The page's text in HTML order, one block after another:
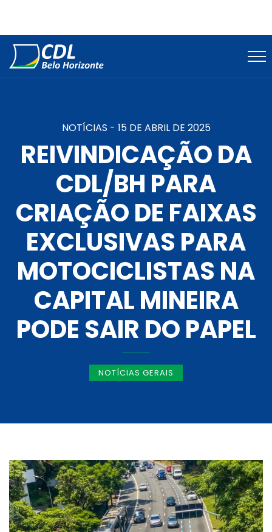
NOTÍCIAS - 15 DE ABRIL DE 2025
REIVINDICAÇÃO DA
CDL/BH PARA
CRIAÇÃO DE FAIXAS
EXCLUSIVAS PARA
MOTOCICLISTAS NA
CAPITAL MINEIRA
PODE SAIR DO PAPEL
NOTÍCIAS GERAIS